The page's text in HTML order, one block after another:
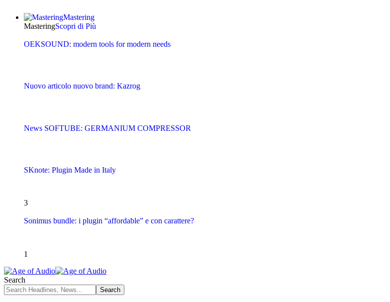
Mastering
MasteringScopri di Più
OEKSOUND: modern tools for modern needs
Nuovo articolo nuovo brand: Kazrog
News SOFTUBE: GERMANIUM COMPRESSOR
SKnote: Plugin Made in Italy
3
Sonimus bundle: i plugin “affordable” e con carattere?
1
Search